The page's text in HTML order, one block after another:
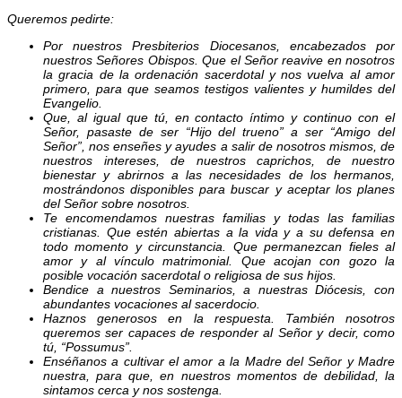
Queremos pedirte:
Por nuestros Presbiterios Diocesanos, encabezados por
nuestros Señores Obispos. Que el Señor reavive en nosotros
la gracia de la ordenación sacerdotal y nos vuelva al amor
primero, para que seamos testigos valientes y humildes del
Evangelio.
Que, al igual que tú, en contacto íntimo y continuo con el
Señor, pasaste de ser “Hijo del trueno” a ser “Amigo del
Señor”, nos enseñes y ayudes a salir de nosotros mismos, de
nuestros intereses, de nuestros caprichos, de nuestro
bienestar y abrirnos a las necesidades de los hermanos,
mostrándonos disponibles para buscar y aceptar los planes
del Señor sobre nosotros.
Te encomendamos nuestras familias y todas las familias
cristianas. Que estén abiertas a la vida y a su defensa en
todo momento y circunstancia. Que permanezcan fieles al
amor y al vínculo matrimonial. Que acojan con gozo la
posible vocación sacerdotal o religiosa de sus hijos.
Bendice a nuestros Seminarios, a nuestras Diócesis, con
abundantes vocaciones al sacerdocio.
Haznos generosos en la respuesta. También nosotros
queremos ser capaces de responder al Señor y decir, como
tú, “Possumus”.
Enséñanos a cultivar el amor a la Madre del Señor y Madre
nuestra, para que, en nuestros momentos de debilidad, la
sintamos cerca y nos sostenga.